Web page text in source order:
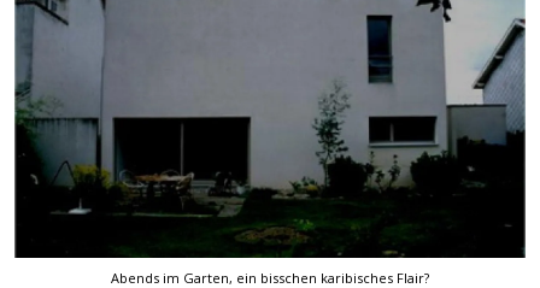
Abends im Garten, ein bisschen karibisches Flair?